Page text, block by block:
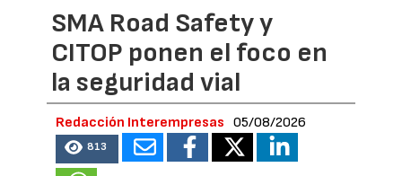
SMA Road Safety y
CITOP ponen el foco en
la seguridad vial
Redacción Interempresas 05/08/2026
813